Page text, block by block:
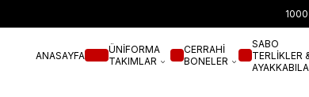
ANASAYFA
ÜNİFORMA
TAKIMLAR
CERRAHİ
BONELER
SABO
TERLİKLER